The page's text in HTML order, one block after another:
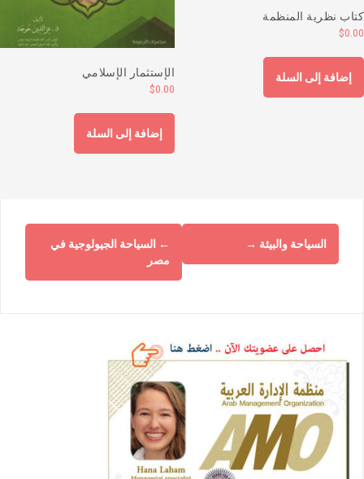
نظرية المنظمة
$
إضافة إلى السلة الإستثمار الإسلامي
$0.00
إضافة إلى السلة
← السياحة الجيولوجية في
مصر
السياحة والبيئة →